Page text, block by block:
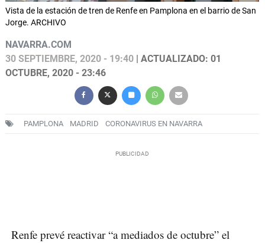
Vista de la estación de tren de Renfe en Pamplona en el barrio de San
Jorge. ARCHIVO
NAVARRA.COM
30 SEPTIEMBRE, 2020 - 19:40 | ACTUALIZADO: 01
OCTUBRE, 2020 - 23:46
PAMPLONA MADRID CORONAVIRUS EN NAVARRA
Renfe prevé reactivar “a mediados de octubre” el